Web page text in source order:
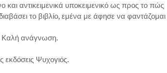
αντικειμενικά υποκειμενικό ως προς το πώς
το βιβλίο, εμένα με άφησε να φαντάζομαι
Καλή ανάγνωση.
εκδόσεις Ψυχογιός.